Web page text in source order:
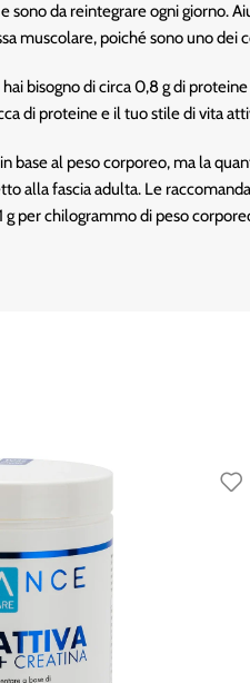
sono da reintegrare ogni giorno.
muscolare, poiché sono uno
bisogno di circa 0,8 g di
di proteine e il tuo stile di vita
base al peso corporeo, ma la
alla fascia adulta. Le
per chilogrammo di peso